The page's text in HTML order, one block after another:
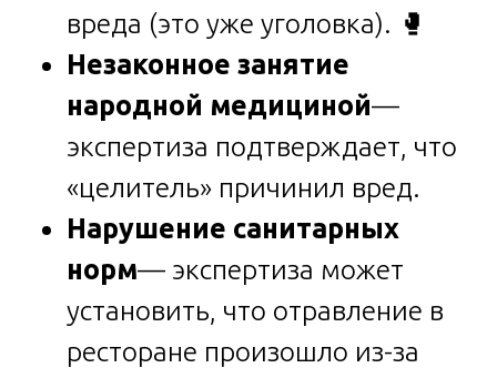
вреда (это уже уголовка). 🥊
Незаконное занятие
народной медициной—
экспертиза подтверждает, что
«целитель» причинил вред.
Нарушение санитарных
норм— экспертиза может
установить, что отравление в
ресторане произошло из-за